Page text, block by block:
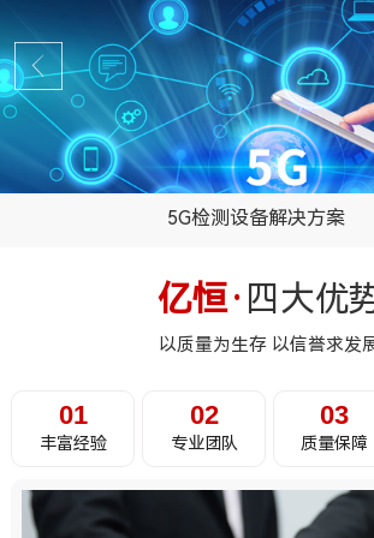
5G检测设备解决方案
亿恒· 四大优
以质量为生存 以信誉求发
01
丰富经验
02
专业团队
03
质量保障